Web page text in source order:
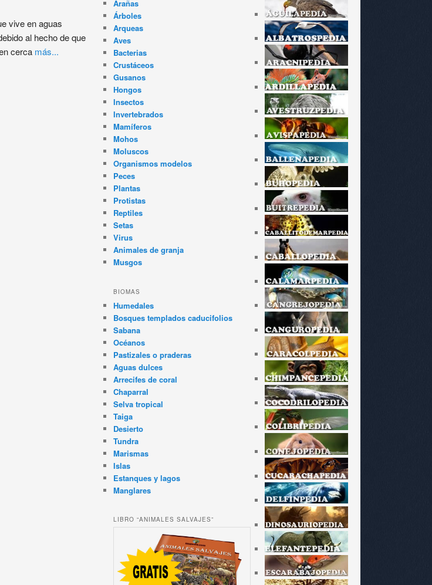
vive en aguas
al hecho de que
cerca más...
Arañas
Árboles
Arqueas
Aves
Bacterias
Crustáceos
Gusanos
Hongos
Insectos
Invertebrados
Mamíferos
Mohos
Moluscos
Organismos modelos
Peces
Plantas
Protistas
Reptiles
Setas
Virus
Animales de granja
Musgos
BIOMAS
Humedales
Bosques templados caducifolios
Sabana
Océanos
Pastizales o praderas
Aguas dulces
Arrecifes de coral
Chaparral
Selva tropical
Taiga
Desierto
Tundra
Marismas
Islas
Estanques y lagos
Manglares
LIBRO “ANIMALES SALVAJES”